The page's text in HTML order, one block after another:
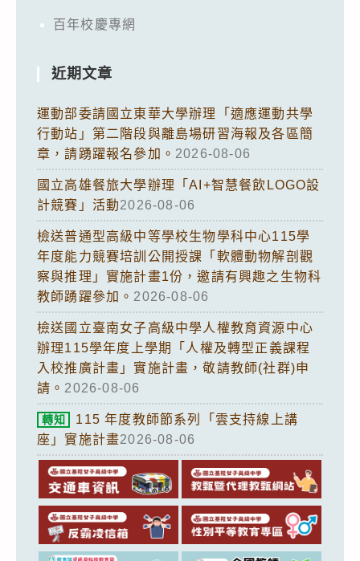
百年校慶專網
近期文章
運動部委請國立東華大學辦理「適應運動共學
行動站」第二階段與離島場研習海報及各區簡
章，請踴躍報名參加。 2026-08-06
國立高雄餐旅大學辦理「AI+智慧餐飲LOGO設
計競賽」活動2026-08-06
檢送普通型高級中等學校生物學科中心115學
年度能力競賽培訓公開授課「軟體動物解剖觀
察與推理」實施計畫1份，邀請有興趣之生物科
教師踴躍參加。 2026-08-06
檢送國立臺南女子高級中學人權教育資源中心
辦理115學年度上學期「人權及轉型正義課程
入校推廣計畫」實施計畫，敬請教師(社群)申
請。 2026-08-06
轉知
115 年度教師節系列「雲支持線上講
座」實施計畫2026-08-06